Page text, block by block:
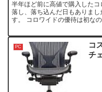
半年ほど前に高値で購入した
落し、落ち込んだ日もありま
す。 コロワイドの優待は初な
PC
コ
チ